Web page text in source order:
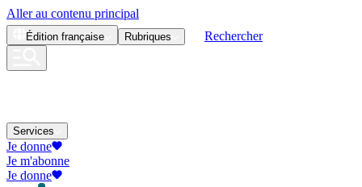
Aller au contenu principal
Édition française Rubriques Rechercher
Services
Je donne
Je m'abonne
Je donne